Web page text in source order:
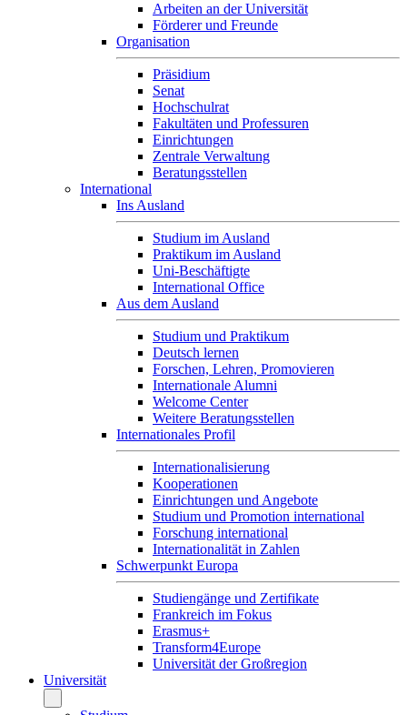
Arbeiten an der Universität
Förderer und Freunde
Organisation
Präsidium
Senat
Hochschulrat
Fakultäten und Professuren
Einrichtungen
Zentrale Verwaltung
Beratungsstellen
International
Ins Ausland
Studium im Ausland
Praktikum im Ausland
Uni-Beschäftigte
International Office
Aus dem Ausland
Studium und Praktikum
Deutsch lernen
Forschen, Lehren, Promovieren
Internationale Alumni
Welcome Center
Weitere Beratungsstellen
Internationales Profil
Internationalisierung
Kooperationen
Einrichtungen und Angebote
Studium und Promotion international
Forschung international
Internationalität in Zahlen
Schwerpunkt Europa
Studiengänge und Zertifikate
Frankreich im Fokus
Erasmus+
Transform4Europe
Universität der Großregion
Universität